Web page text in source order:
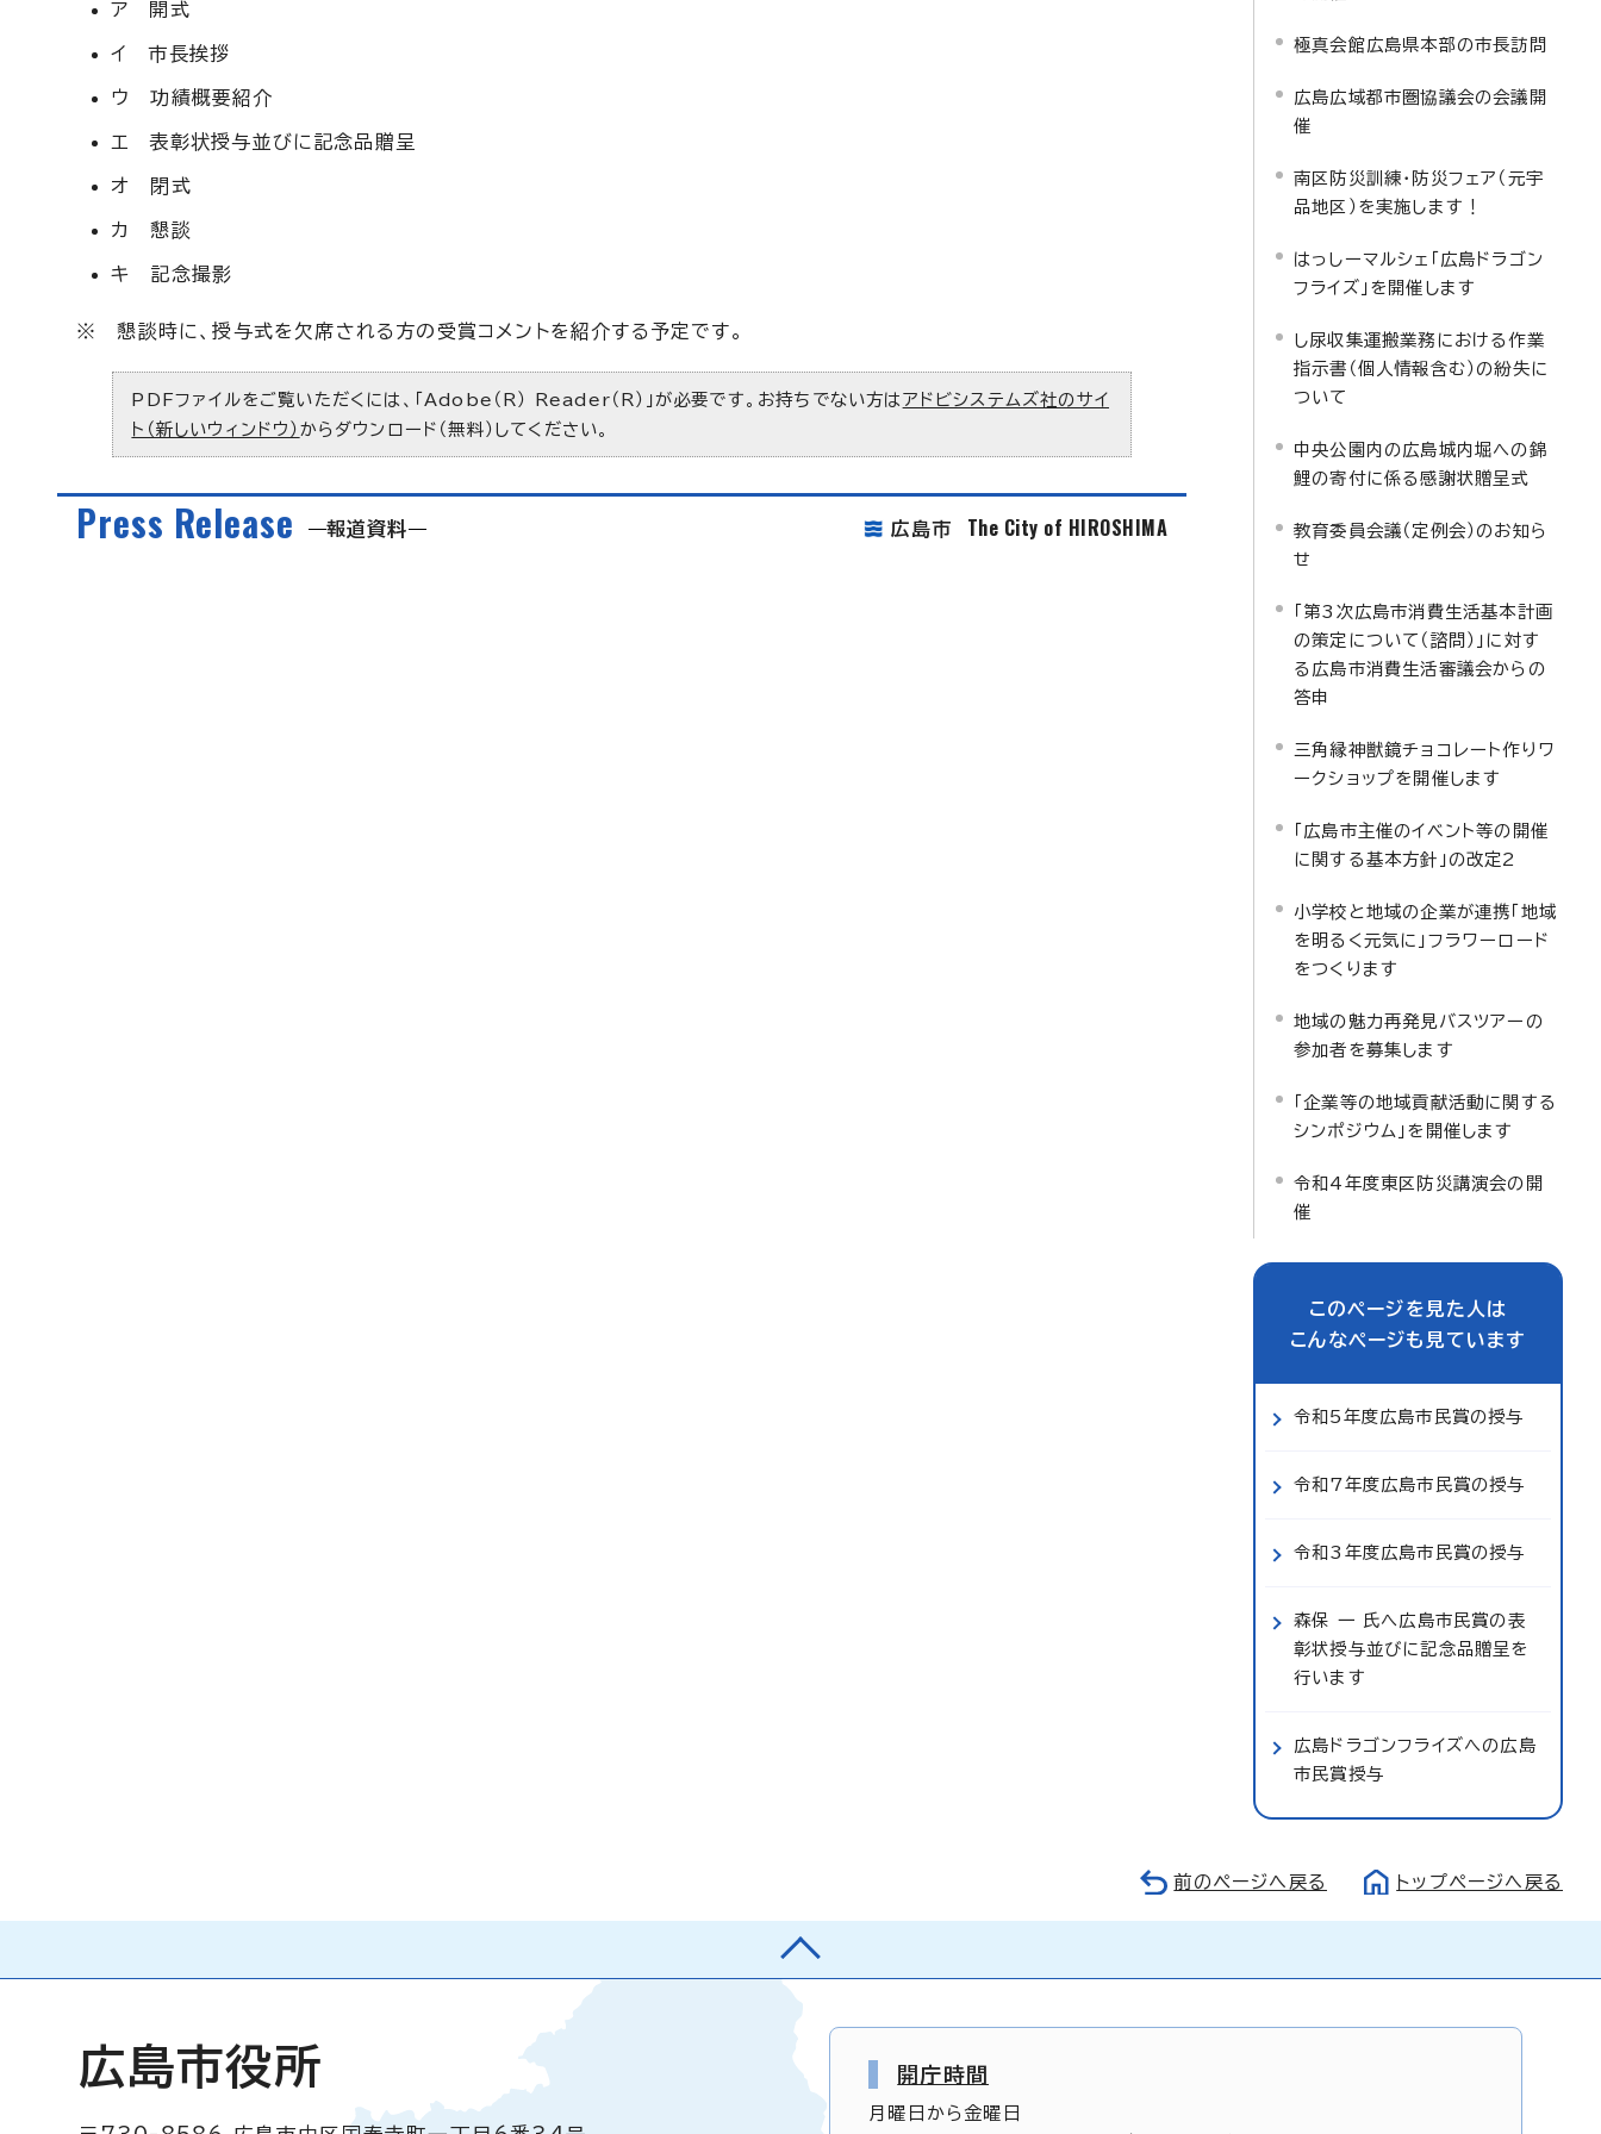
ア 開式
イ 市長挨拶
ウ 功績概要紹介
エ 表彰状授与並びに記念品贈呈
オ 閉式
カ 懇談
キ 記念撮影
※ 懇談時に、授与式を欠席される方の受賞コメントを紹介する予定です。
PDFファイルをご覧いただくには、「Adobe（R） Reader（R）」が必要です。お持ちでない方は アドビシステムズ社のサイ
ト（新しいウィンドウ） からダウンロード（無料）してください。
Press Release 報道資料 広島市 The City of HIROSHIMA
極真会館広島県本部の市長訪問
広島広域都市圏協議会の会議開
催
南区防災訓練・防災フェア（元宇
品地区）を実施します！
はっしーマルシェ「広島ドラゴン
フライズ」を開催します
し尿収集運搬業務における作業
指示書（個人情報含む）の紛失に
ついて
中央公園内の広島城内堀への錦
鯉の寄付に係る感謝状贈呈式
教育委員会議（定例会）のお知ら
せ
「第3次広島市消費生活基本計画
の策定について（諮問）」に対す
る広島市消費生活審議会からの
答申
三角縁神獣鏡チョコレート作りワ
ークショップを開催します
「広島市主催のイベント等の開催
に関する基本方針」の改定2
小学校と地域の企業が連携「地域
を明るく元気に」フラワーロード
をつくります
地域の魅力再発見バスツアーの
参加者を募集します
「企業等の地域貢献活動に関する
シンポジウム」を開催します
令和4年度東区防災講演会の開
催
このページを見た人は
こんなページも見ています
令和5年度広島市民賞の授与
令和7年度広島市民賞の授与
令和3年度広島市民賞の授与
森保 一 氏へ広島市民賞の表
彰状授与並びに記念品贈呈を
行います
広島ドラゴンフライズへの広島
市民賞授与
前のページへ戻る トップページへ戻る
広島市役所 開庁時間
月曜日から金曜日